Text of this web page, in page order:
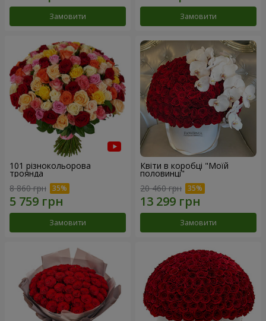
Замовити Замовити
101 різнокольорова
троянда
8 860 грн
Замовити
Квіти в коробці "Моїй
половинці"
20 460 грн
Замовити